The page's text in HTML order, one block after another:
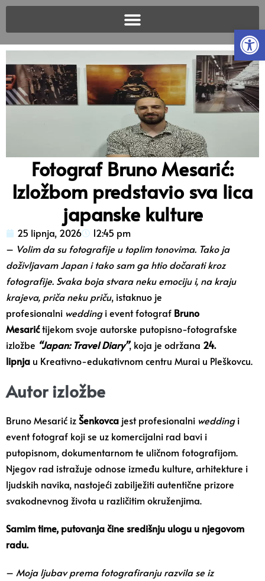
Fotograf Bruno Mesarić:
Izložbom predstavio sva lica
japanske kulture
25 lipnja, 2026
12:45 pm
– Volim da su fotografije u toplim tonovima. Tako ja
doživljavam Japan i tako sam ga htio dočarati kroz
fotografije. Svaka boja stvara neku emociju i, na kraju
krajeva, priča neku priču, istaknuo je
profesionalni weddingi event fotograf Bruno
Mesarićtijekom svoje autorske putopisno-fotografske
izložbe “Japan: Travel Diary”, koja je održana 24.
lipnja u Kreativno-edukativnom centru Murai u Pleškovcu.
Autor izložbe
Bruno Mesarić izŠenkovca jest profesionalni weddingi
event fotograf koji se uz komercijalni rad bavi i
putopisnom, dokumentarnom te uličnom fotografijom.
Njegov rad istražuje odnose između kulture, arhitekture i
ljudskih navika, nastojeći zabilježiti autentične prizore
svakodnevnog života u različitim okruženjima.
Samim time, putovanja čine središnju ulogu u njegovom
radu.
– Moja ljubav prema fotografiranju razvila se iz